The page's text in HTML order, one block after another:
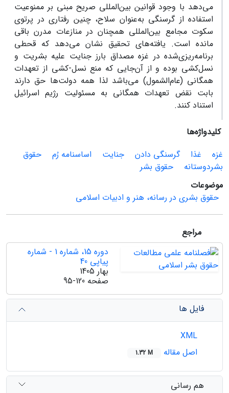
می‌دهد با وجود قوانین بین‌المللی صریح مبنی بر ممنوعیت
استفاده از گرسنگی به‌عنوان سلاح، چنین رفتاری در پرتوی
سکوت مجامع بین‌المللی همچنان در منازعات مدرن باقی
مانده است. یافته‌های تحقیق نشان می‌دهد که قحطی
برنامه‌ریزی‌شده در غزه مصداق بارز جنایت علیه بشریت و
نسل‌کشی بوده و از آن‌جایی که منع نسل-کشی از تعهدات
همگانی (عام‌الشمول) می‌باشد لذا همه دولت‌ها حق دارند
بابت نقض تعهدات همگانی به مسئولیت رژیم اسرائیل
استناد کنند.
کلیدواژه‌ها
غزه
غذا گرسنگی دادن جنایت اساسنامه رُم
حقوق
بشردوستانه
حقوق بشر
موضوعات
حقوق بشری در رسانه، هنر و ادبیات اسلامی
مراجع
دوره 15، شماره 1 - شماره
پیاپی 40
بهار 1405
صفحه 95-120
فایل ها
اصل مقاله
1.32 M
هم رسانی